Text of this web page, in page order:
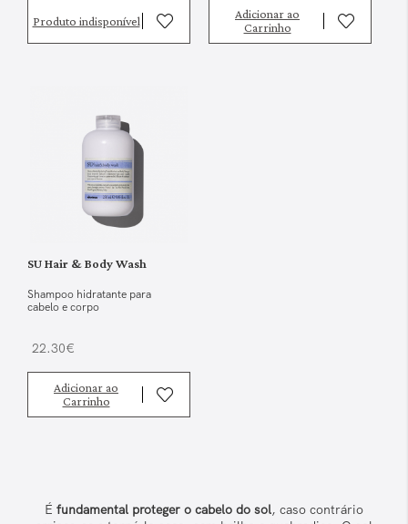
Produto indisponível
Adicionar ao
Carrinho
SU Hair & Body Wash
Shampoo hidratante para
cabelo e corpo
22.30€
Adicionar ao
Carrinho
É fundamental proteger o cabelo do sol, caso contrário